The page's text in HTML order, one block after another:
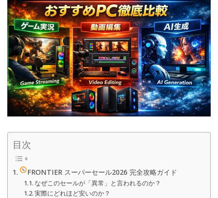
目次
FRONTIER スーパーセール2026 完全攻略ガイド
なぜこのセールが「異常」と言われるのか？
実際にどれほど安いのか？